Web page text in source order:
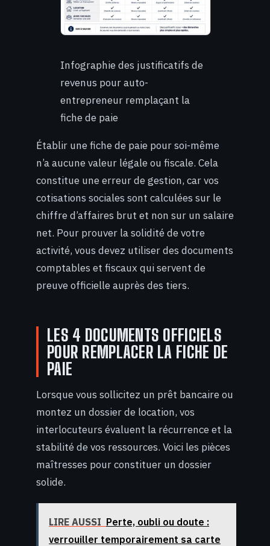
Infographie des justificatifs de
revenus pour auto-
entrepreneur remplaçant la
fiche de paie
Établir une fiche de paie pour soi-même
n’a aucune valeur légale ou fiscale. Cela
constitue une erreur de gestion, car vos
cotisations sociales sont calculées sur le
chiffre d’affaires brut et non sur un salaire
net. Pour prouver la solidité de votre
activité, vous devez utiliser des documents
comptables et fiscaux qui servent de
preuve officielle auprès des tiers.
LES 4 DOCUMENTS OFFICIELS
POUR REMPLACER LA FICHE DE
PAIE
Lorsque vous sollicitez un prêt bancaire ou
montez un dossier de location, vos
interlocuteurs évaluent la récurrence et la
stabilité de vos ressources. Voici les pièces
maîtresses pour constituer un dossier
solide.
LIRE AUSSI Perte, oubli ou doute :
verrouiller temporairement sa carte